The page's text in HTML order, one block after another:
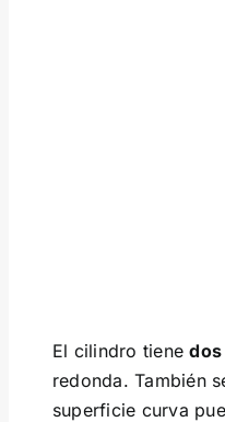
El cilindro tiene
redonda. También
superficie curva